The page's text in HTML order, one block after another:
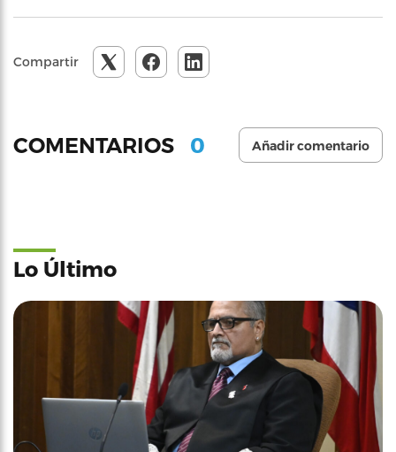
Compartir
COMENTARIOS 0 Añadir comentario
Lo Último